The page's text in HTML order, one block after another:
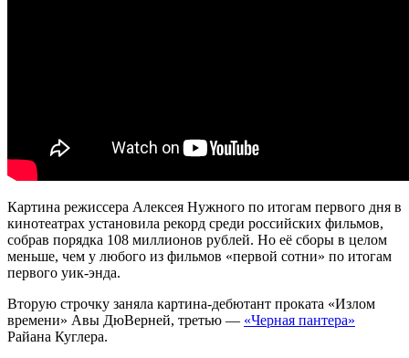
Картина режиссера Алексея Нужного по итогам первого дня в
кинотеатрах установила рекорд среди российских фильмов,
собрав порядка 108 миллионов рублей. Но её сборы в целом
меньше, чем у любого из фильмов «первой сотни» по итогам
первого уик-энда.
Вторую строчку заняла картина-дебютант проката «Излом
времени» Авы ДюВерней, третью — «Черная пантера»
Райана Куглера.